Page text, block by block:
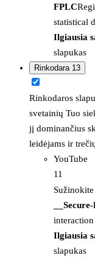
FPLC
statistical
Ilgiausia
slapukas
Rinkodara 13
Rinkodaros
svetainių Tuo
jį dominančius
leidėjams ir
YouTube
11
Ilgiausia
slapukas